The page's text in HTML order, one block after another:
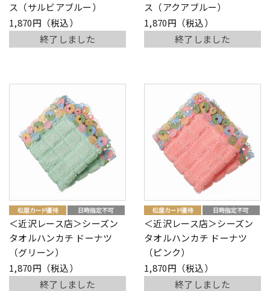
ス（サルビアブルー）
1,870円（税込）
終了しました
ス（アクアブルー）
1,870円（税込）
終了しました
＜近沢レース店＞シーズン
タオルハンカチ ドーナツ
（グリーン）
1,870円（税込）
終了しました
＜近沢レース店＞シーズン
タオルハンカチ ドーナツ
（ピンク）
1,870円（税込）
終了しました